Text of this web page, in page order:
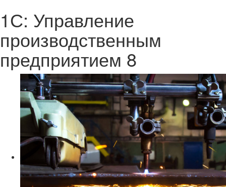
1С: Управление
производственным
предприятием 8